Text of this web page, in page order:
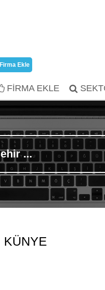
Firma Ekle
FİRMA EKLE
KÜNYE